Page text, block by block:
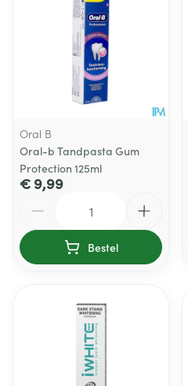
Oral B
Oral-b Tandpasta Gum
Protection 125ml
€ 9,99
Bestel